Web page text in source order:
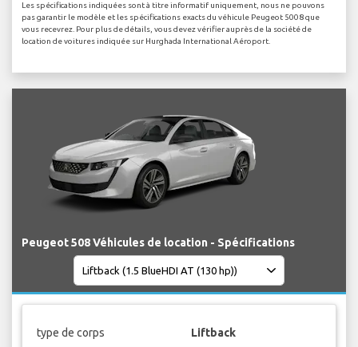
Les spécifications indiquées sont à titre informatif uniquement, nous ne pouvons
pas garantir le modèle et les spécifications exacts du véhicule Peugeot 5008 que
vous recevrez. Pour plus de détails, vous devez vérifier auprès de la société de
location de voitures indiquée sur Hurghada International Aéroport.
Peugeot 508 Véhicules de location - Spécifications
type de corps Liftback